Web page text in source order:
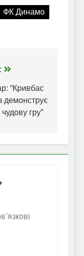
ФК Динамо
“Кривбас
демонструє
гру”